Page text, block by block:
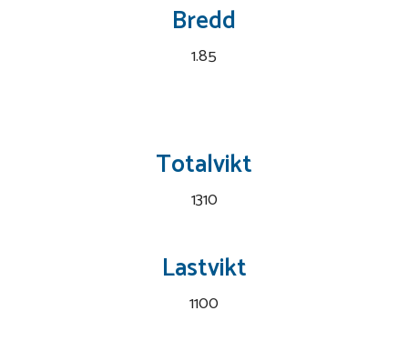
Bredd
1.85
Totalvikt
1310
Lastvikt
1100